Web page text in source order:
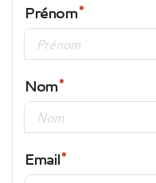
Prénom
Nom
Email